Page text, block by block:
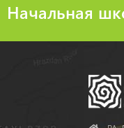
Начальная